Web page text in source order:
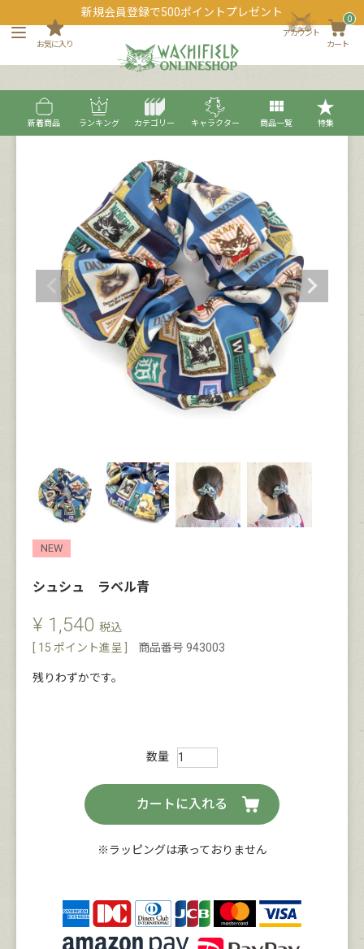
新規会員登録で500ポイントプレゼント
お気に入り
アカウント
カート
0
新着商品 ランキング カテゴリー キャラクター 商品一覧 特集
NEW
シュシュ ラベル青
¥ 1,540 税込
15 ポイント進呈 ] 商品番号 943003
残りわずかです。
カートに入れる
※ラッピングは承っておりません